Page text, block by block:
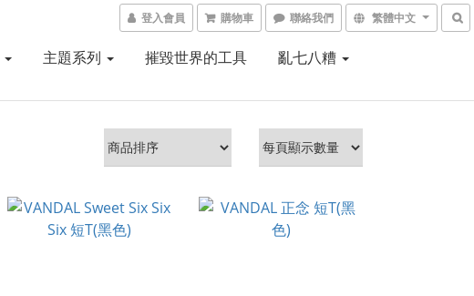
登入會員 購物車 聯絡我們 繁體中文
主題系列 摧毀世界的工具 亂七八糟